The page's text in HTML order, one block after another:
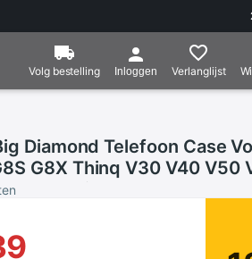
Volg bestelling Inloggen Verlanglijst
Diamond Telefoon Case
G8X Thinq V30 V40 V50
K50 Rhinestone Cover